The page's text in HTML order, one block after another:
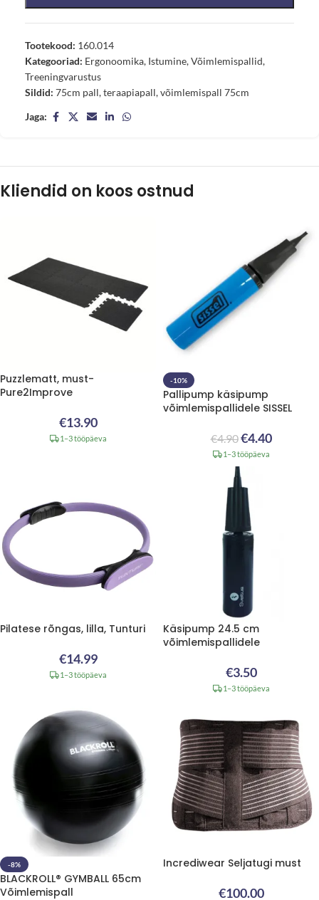
Tootekood: 160.014
Kategooriad: Ergonoomika, Istumine,Võimlemispallid,
Treeningvarustus
Sildid: 75cm pall,teraapiapall,võimlemispall 75cm
Jaga:
Kliendid on koos ostnud
Puzzlematt, must-
Pure2Improve
€13.90
1–3 tööpäeva
-10%
Pallipump käsipump
võimlemispallidele SISSEL
€4.90€4.40
1–3 tööpäeva
Pilatese rõngas, lilla, Tunturi
€14.99
1–3 tööpäeva
Käsipump 24.5 cm
võimlemispallidele
€3.50
1–3 tööpäeva
-8%
BLACKROLL® GYMBALL 65cm
Võimlemispall
Incrediwear Seljatugi must
€100.00